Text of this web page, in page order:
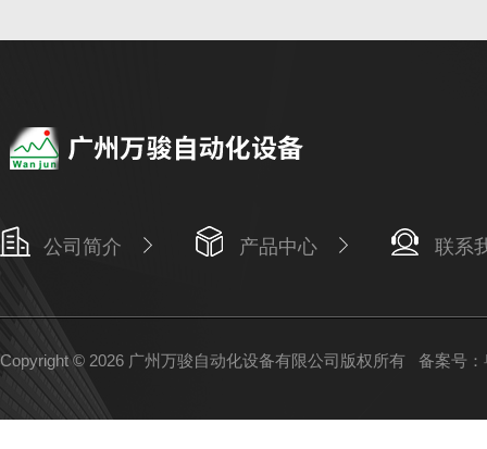
公司简介 产品中心 联系
Copyright © 2026 广州万骏自动化设备有限公司版权所有 备案号